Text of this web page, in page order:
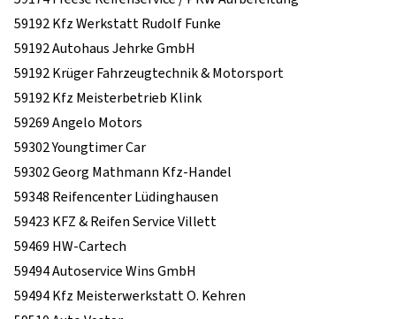
59192 Kfz Werkstatt Rudolf Funke
59192 Autohaus Jehrke GmbH
59192 Krüger Fahrzeugtechnik & Motorsport
59192 Kfz Meisterbetrieb Klink
59269 Angelo Motors
59302 Youngtimer Car
59302 Georg Mathmann Kfz-Handel
59348 Reifencenter Lüdinghausen
59423 KFZ & Reifen Service Villett
59469 HW-Cartech
59494 Autoservice Wins GmbH
59494 Kfz Meisterwerkstatt O. Kehren